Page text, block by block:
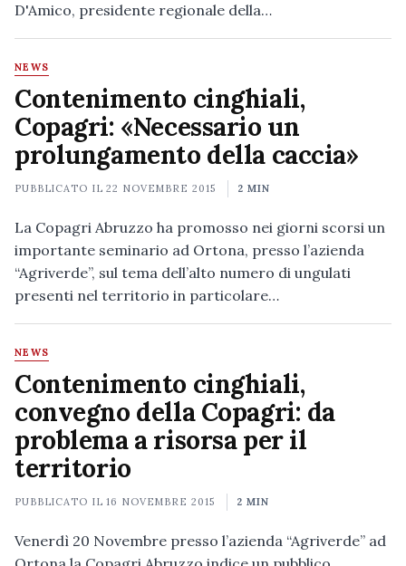
D'Amico, presidente regionale della…
NEWS
Contenimento cinghiali,
Copagri: «Necessario un
prolungamento della caccia»
PUBBLICATO IL22 NOVEMBRE 2015 2 MIN
La Copagri Abruzzo ha promosso nei giorni scorsi un
importante seminario ad Ortona, presso l’azienda
“Agriverde”, sul tema dell’alto numero di ungulati
presenti nel territorio in particolare…
NEWS
Contenimento cinghiali,
convegno della Copagri: da
problema a risorsa per il
territorio
PUBBLICATO IL16 NOVEMBRE 2015 2 MIN
Venerdì 20 Novembre presso l’azienda “Agriverde” ad